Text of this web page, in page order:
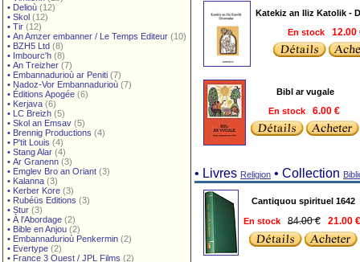
• Delioù (12)
• Skol (12)
• Tir (12)
• An Amzer embanner / Le Temps Editeur (10)
• BZH5 Ltd (8)
• Imbourc'h (8)
• An Treizher (7)
• Embannadurioù ar Peniti (7)
• Nadoz-Vor Embannadurioù (7)
• Éditions Apogée (6)
• Kerjava (6)
• LC Breizh (5)
• Skol an Emsav (5)
• Brennig Productions (4)
• P'tit Louis (4)
• Stang Alar (4)
• Ar Granenn (3)
• Emglev Bro an Oriant (3)
• Kalanna (3)
• Kerber Kore (3)
• Rubéüs Editions (3)
• Stur (3)
• À l'Abordage (2)
• Bible en Anjou (2)
• Embannadurioù Penkermin (2)
• Evertype (2)
• France 3 Ouest / JPL Films (2)
Katekiz an Iliz Katolik -
En stock
12.00
Bibl ar vugale
En stock
6.00 €
• Livres Religion • Collection
Cantiquou spirituel 1642
En stock 84.00 € 21.00